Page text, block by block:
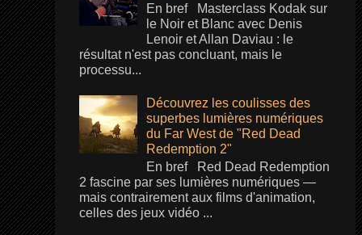
En bref Masterclass Kodak sur
le Noir et Blanc avec Denis
Lenoir et Allan Daviau : le
résultat n'est pas concluant, mais le
processu...
Découvrez les coulisses des
superbes lumières numériques
du Far West de "Red Dead
Redemption 2"
En bref Red Dead Redemption
2 fascine par ses lumières numériques —
mais contrairement aux films d'animation,
celles des jeux vidéo ...